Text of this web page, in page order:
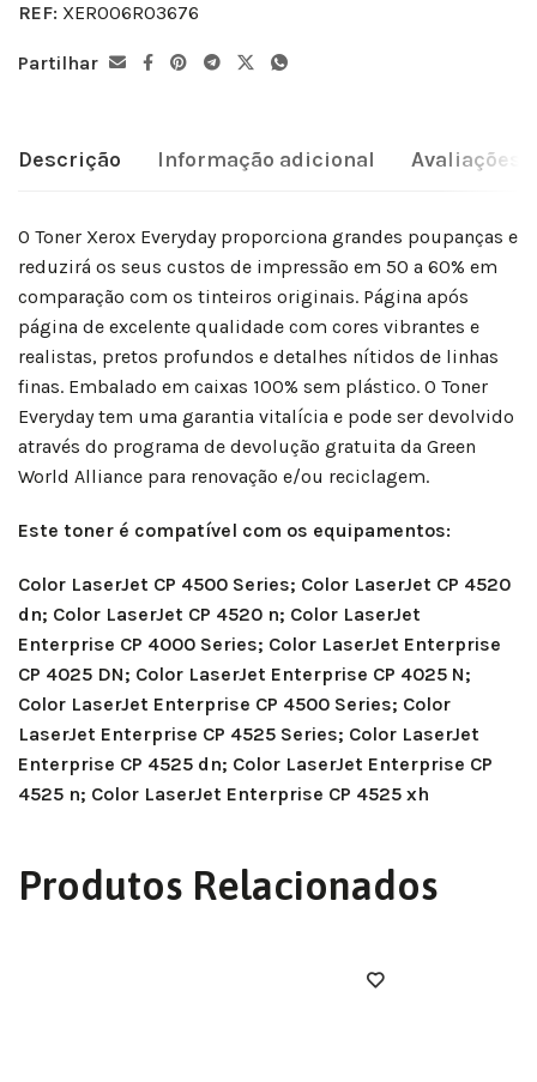
REF: XER006R03676
Partilhar
Descrição Informação adicional Avaliações
O Toner Xerox Everyday proporciona grandes poupanças e
reduzirá os seus custos de impressão em 50 a 60% em
comparação com os tinteiros originais. Página após
página de excelente qualidade com cores vibrantes e
realistas, pretos profundos e detalhes nítidos de linhas
finas. Embalado em caixas 100% sem plástico. O Toner
Everyday tem uma garantia vitalícia e pode ser devolvido
através do programa de devolução gratuita da Green
World Alliance para renovação e/ou reciclagem.
Este toner é compatível com os equipamentos:
Color LaserJet CP 4500 Series; Color LaserJet CP 4520
dn; Color LaserJet CP 4520 n; Color LaserJet
Enterprise CP 4000 Series; Color LaserJet Enterprise
CP 4025 DN; Color LaserJet Enterprise CP 4025 N;
Color LaserJet Enterprise CP 4500 Series; Color
LaserJet Enterprise CP 4525 Series; Color LaserJet
Enterprise CP 4525 dn; Color LaserJet Enterprise CP
4525 n; Color LaserJet Enterprise CP 4525 xh
Produtos Relacionados